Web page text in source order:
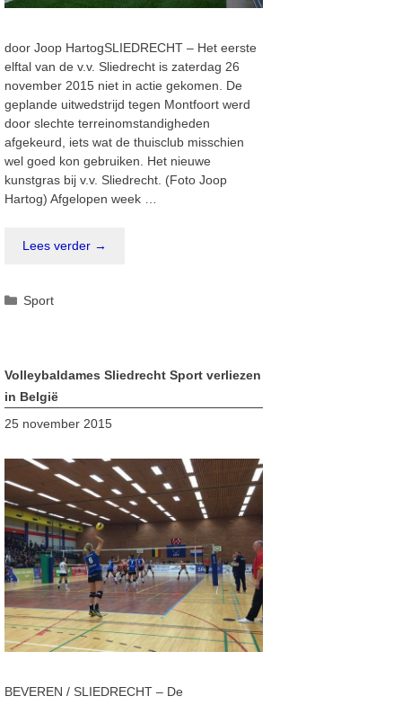
door Joop HartogSLIEDRECHT – Het eerste
elftal van de v.v. Sliedrecht is zaterdag 26
november 2015 niet in actie gekomen. De
geplande uitwedstrijd tegen Montfoort werd
door slechte terreinomstandigheden
afgekeurd, iets wat de thuisclub misschien
wel goed kon gebruiken. Het nieuwe
kunstgras bij v.v. Sliedrecht. (Foto Joop
Hartog) Afgelopen week …
Lees verder →
Categorieën
Sport
Volleybaldames Sliedrecht Sport verliezen
in België
25 november 2015
BEVEREN / SLIEDRECHT – De